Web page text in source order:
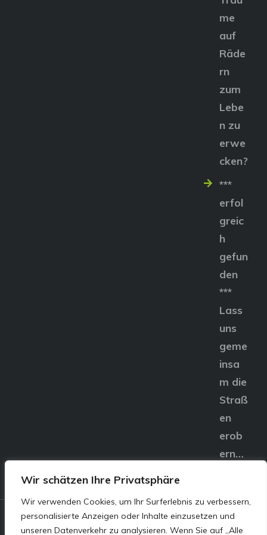
Wir schätzen Ihre Privatsphäre
Wir verwenden Cookies, um Ihr Surferlebnis zu verbessern,
personalisierte Anzeigen oder Inhalte einzusetzen und
unseren Datenverkehr zu analysieren. Wenn Sie auf „Alle
me
auf
Räde
rn
zum
Lebe
n zu
erwe
cken?
***
erfol
greic
h
gefun
den
***
Lass
uns
geme
insa
m die
Straß
en
erob
ern…
© E&S Motors GmbH,